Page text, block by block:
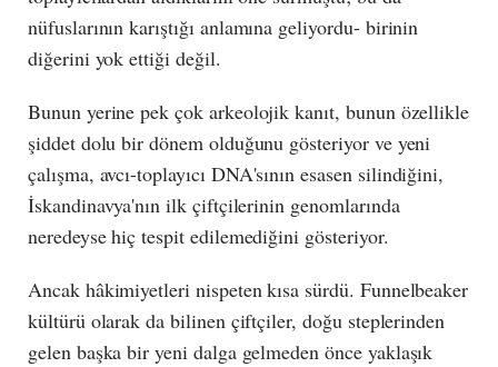
nüfuslarının karıştığı anlamına geliyordu- birinin
diğerini yok ettiği değil.
Bunun yerine pek çok arkeolojik kanıt, bunun özellikle
şiddet dolu bir dönem olduğunu gösteriyor ve yeni
çalışma, avcı-toplayıcı DNA'sının esasen silindiğini,
İskandinavya'nın ilk çiftçilerinin genomlarında
neredeyse hiç tespit edilemediğini gösteriyor.
Ancak hâkimiyetleri nispeten kısa sürdü. Funnelbeaker
kültürü olarak da bilinen çiftçiler, doğu steplerinden
gelen başka bir yeni dalga gelmeden önce yaklaşık